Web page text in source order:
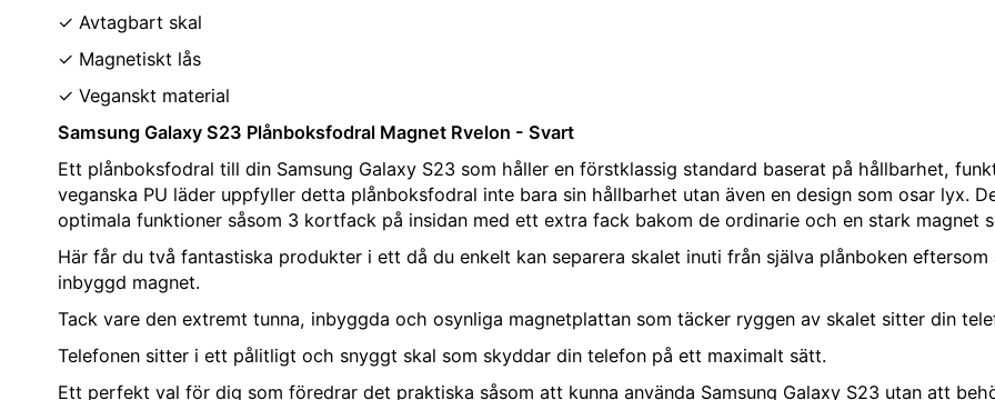
✓ Avtagbart skal
✓ Magnetiskt lås
✓ Veganskt material
Samsung Galaxy S23 Plånboksfodral Magnet Rvelon - Svart
Ett plånboksfodral till din Samsung Galaxy S23 som håller en förstklassig standard baserat på hållbarhet,
veganska PU läder uppfyller detta plånboksfodral inte bara sin hållbarhet utan även en design som osar lyx.
optimala funktioner såsom 3 kortfack på insidan med ett extra fack bakom de ordinarie och en stark magnet
Här får du två fantastiska produkter i ett då du enkelt kan separera skalet inuti från själva plånboken
inbyggd magnet.
Tack vare den extremt tunna, inbyggda och osynliga magnetplattan som täcker ryggen av skalet sitter din
Telefonen sitter i ett pålitligt och snyggt skal som skyddar din telefon på ett maximalt sätt.
Ett perfekt val för dig som föredrar det praktiska såsom att kunna använda Samsung Galaxy S23 utan att